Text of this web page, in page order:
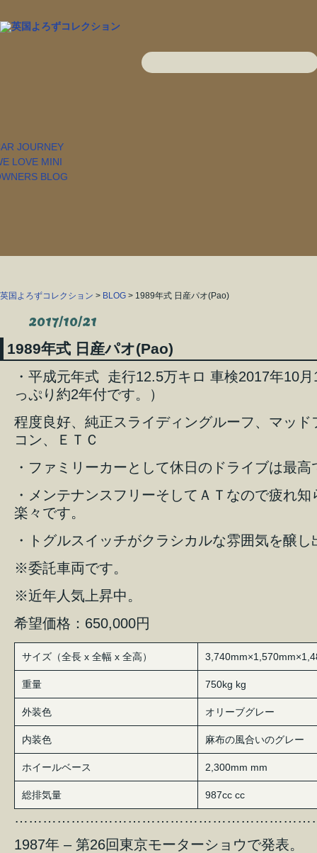
英国よろずコレクション > BLOG > 1989年式 日産パオ(Pao)
2017/10/21
1989年式 日産パオ(Pao)
・平成元年式 走行12.5万キロ 車検2017年10
っぷり約2年付です。）
程度良好、純正スライディングルーフ、マッド
コン、ＥＴＣ
・ファミリーカーとして休日のドライブは最高
・メンテナンスフリーそしてＡＴなので疲れ
楽々です。
・トグルスイッチがクラシカルな雰囲気を醸
※委託車両です。
※近年人気上昇中。
希望価格：650,000円
サイズ（全長 x 全幅 x 全高）
重量 750kg kg
外装色 オリーブグレー
内装色 麻布の風合いのグレー
ホイールベース 2,300mm mm
総排気量 987cc cc
1987年 – 第26回東京モーターショウで発表。